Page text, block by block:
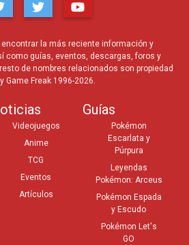
encontrar la más reciente información y
como guías, eventos, descargas, foros y
de nombres relacionados son propiedad
Game Freak 1996-2026.
Videojuegos
Anime
TCG
Eventos
Artículos
Guías
Pokémon
Escarlata y
Púrpura
Leyendas
Pokémon: Arceus
Pokémon Espada
y Escudo
Pokémon Let's
GO